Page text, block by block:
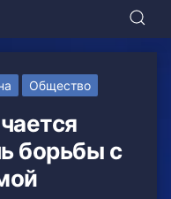
Общество
борьбы с